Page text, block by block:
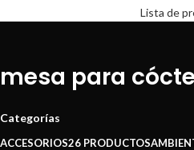
Lista de
mesa para
Categorías
ACCESORIOS26 PRODUCTOS